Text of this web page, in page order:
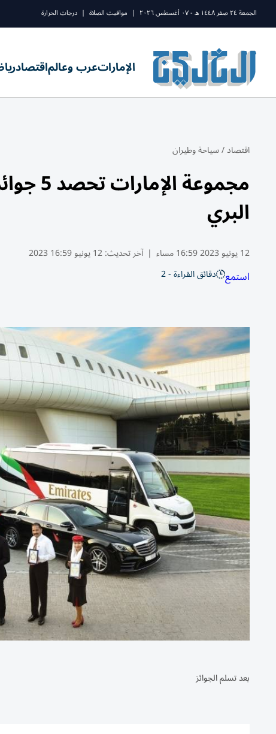
الجمعة ٢٤ صفر ١٤٤٨ ه - ٠٧ أغسطس ٢٠٢٦ | مواقيت الصلاة | درجات الحرارة
الإماراتعرب وعالماقتصاد
اقتصاد/سياحة وطيران
البري
12 يونيو 2023 16:59 مساء | آخر تحديث:12 يونيو 16:59 2023
استمع دقائق القراءة - 2
بعد تسلم الجوائز